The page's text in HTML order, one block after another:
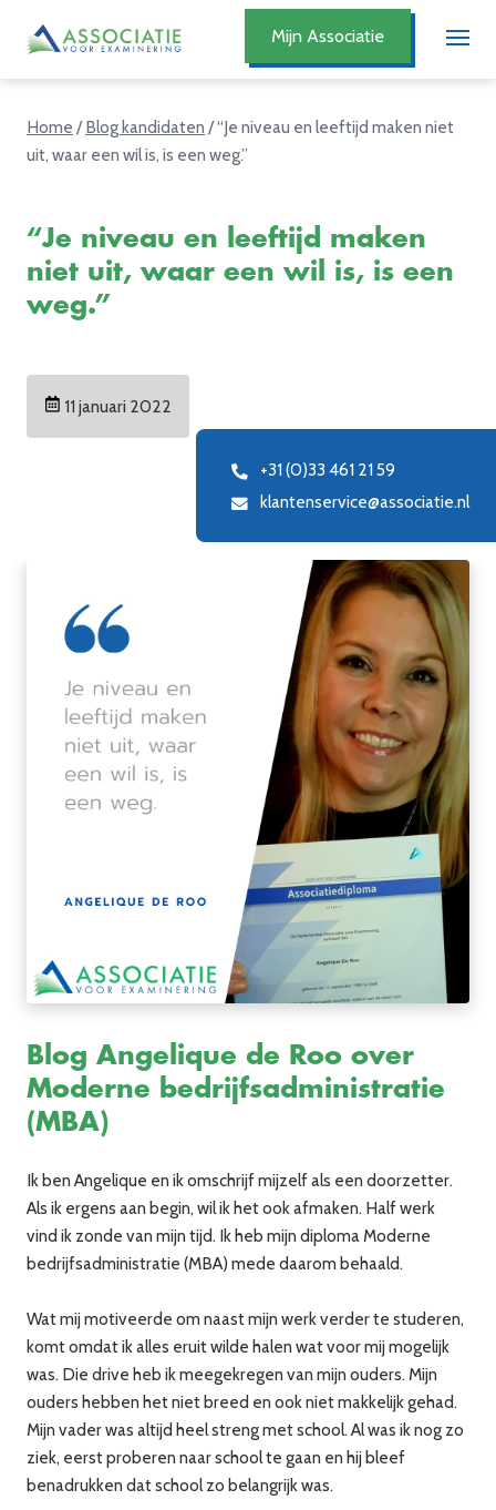
Mijn Associatie
Home /Blog kandidaten /“Je niveau en leeftijd maken niet
uit, waar een wil is, is een weg.”
“Je niveau en leeftijd maken
niet uit, waar een wil is, is een
weg.”
11 januari 2022
+31 (0)33 461 21 59
klantenservice@associatie.nl
Blog Angelique de Roo over
Moderne bedrijfsadministratie
(MBA)
Ik ben Angelique en ik omschrijf mijzelf als een doorzetter.
Als ik ergens aan begin, wil ik het ook afmaken. Half werk
vind ik zonde van mijn tijd. Ik heb mijn diploma Moderne
bedrijfsadministratie (MBA) mede daarom behaald.
Wat mij motiveerde om naast mijn werk verder te studeren,
komt omdat ik alles eruit wilde halen wat voor mij mogelijk
was. Die drive heb ik meegekregen van mijn ouders. Mijn
ouders hebben het niet breed en ook niet makkelijk gehad.
Mijn vader was altijd heel streng met school. Al was ik nog zo
ziek, eerst proberen naar school te gaan en hij bleef
benadrukken dat school zo belangrijk was.